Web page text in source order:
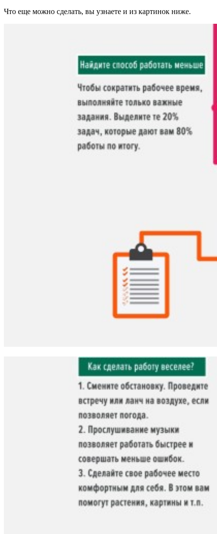
Что еще можно сделать, вы узнаете и из картинок ниже.